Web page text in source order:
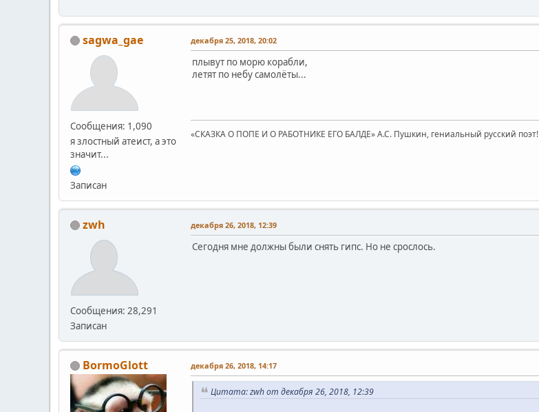
sagwa_gae
Сообщения: 1,090
я злостный атеист, а это
значит...
Записан
декабря 25, 2018, 20:02
плывут по морю корабли,
летят по небу самолёты...
«СКАЗКА О ПОПЕ И О РАБОТНИКЕ ЕГО БАЛДЕ» А.С. Пушкин, гениальный русский поэт!
zwh
Сообщения: 28,291
Записан
декабря 26, 2018, 12:39
Сегодня мне должны были снять гипс. Но не срослось.
BormoGlott декабря 26, 2018, 14:17
Цитата: zwh от декабря 26, 2018, 12:39